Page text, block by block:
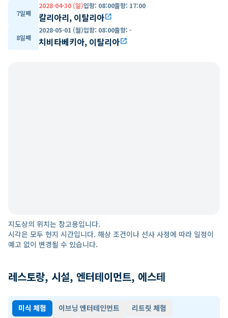
7일째
2028-04-30 (일)입항: 08:00출항: 17:00
칼리아리, 이탈리아open_in_new
8일째
2028-05-01 (월)입항: 08:00출항: -
치비타베키아, 이탈리아open_in_new
지도상의 위치는 참고용입니다.
시각은 모두 현지 시간입니다. 해상 조건이나 선사 사정에 따라 일정이
예고 없이 변경될 수 있습니다.
레스토랑, 시설, 엔터테이먼트, 에스테
미식 체험 이브닝 엔터테인먼트
리트릿 체험